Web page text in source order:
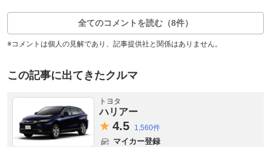
全てのコメントを読む（8件）
※コメントは個人の見解であり、記事提供社と関係はありません。
この記事に出てきたクルマ
トヨタ
ハリアー
4.5 1,560件
マイカー登録